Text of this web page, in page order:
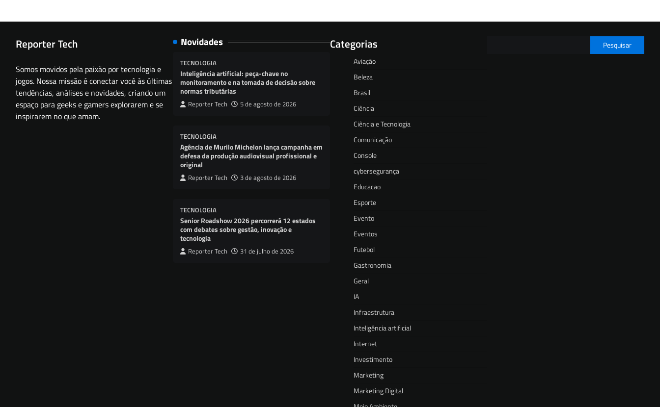
Reporter Tech
Somos movidos pela paixão por tecnologia e
jogos. Nossa missão é conectar você às últimas
tendências, análises e novidades, criando um
espaço para geeks e gamers explorarem e se
inspirarem no que amam.
Novidades
TECNOLOGIA
Inteligência artificial: peça-chave no
monitoramento e na tomada de decisão sobre
normas tributárias
Reporter Tech 5 de agosto de 2026
TECNOLOGIA
Agência de Murilo Michelon lança campanha em
defesa da produção audiovisual profissional e
original
Reporter Tech 3 de agosto de 2026
TECNOLOGIA
Senior Roadshow 2026 percorrerá 12 estados
com debates sobre gestão, inovação e
tecnologia
Reporter Tech 31 de julho de 2026
Categorias
Aviação
Beleza
Brasil
Ciência
Ciência e Tecnologia
Comunicação
Console
cybersegurança
Educacao
Esporte
Evento
Eventos
Futebol
Gastronomia
Geral
IA
Infraestrutura
Inteligência artificial
Internet
Investimento
Marketing
Marketing Digital
Pesquisar